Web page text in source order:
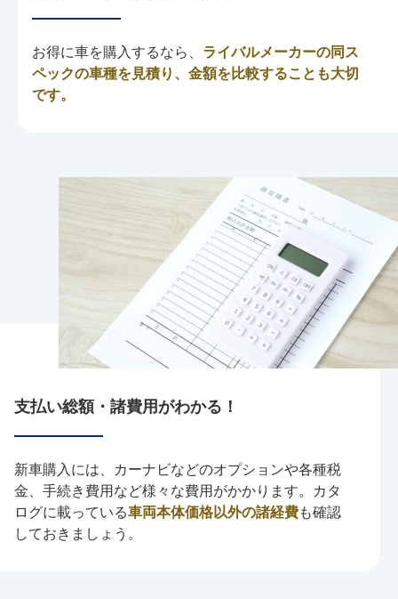
お得に車を購入するなら、 ライバルメーカーの同ス
ペックの車種を見積り、金額を比較することも大切
です。
支払い総額・諸費用がわかる！
新車購入には、カーナビなどのオプションや各種税
金、手続き費用など様々な費用がかかります。カタ
ログに載っている車両本体価格以外の諸経費も確認
しておきましょう。